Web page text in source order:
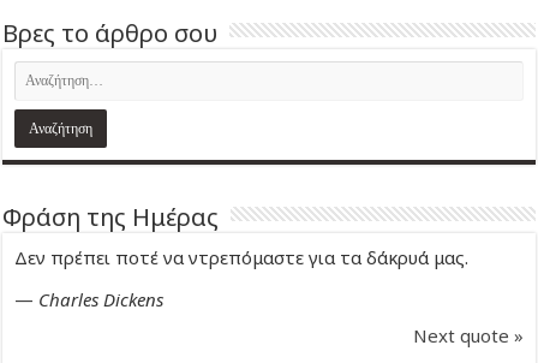
Βρες το άρθρο σου
Φράση της Ημέρας
Δεν πρέπει ποτέ να ντρεπόμαστε για τα δάκρυά μας.
— Charles Dickens
Next quote »